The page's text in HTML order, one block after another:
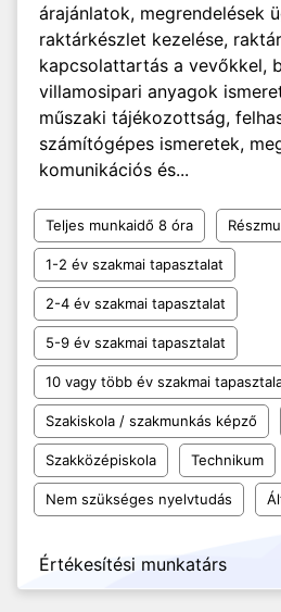
árajánlatok, megrendelések
raktárkészlet kezelése,
kapcsolattartás a vevőkkel,
villamosipari anyagok
műszaki tájékozottság,
számítógépes ismeretek,
komunikációs és...
Teljes munkaidő 8 óra
1-2 év szakmai tapasztalat
2-4 év szakmai tapasztalat
5-9 év szakmai tapasztalat
10 vagy több év szakmai
Szakiskola / szakmunkás képző
Szakközépiskola Technikum
Nem szükséges nyelvtudás
Értékesítési munkatárs